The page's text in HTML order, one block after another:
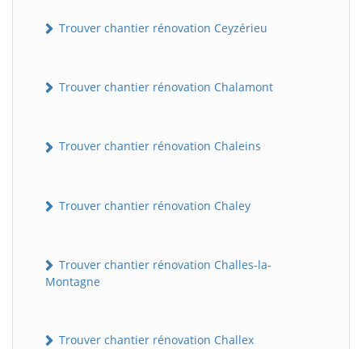
Trouver chantier rénovation Ceyzérieu
Trouver chantier rénovation Chalamont
Trouver chantier rénovation Chaleins
Trouver chantier rénovation Chaley
Trouver chantier rénovation Challes-la-
Montagne
Trouver chantier rénovation Challex